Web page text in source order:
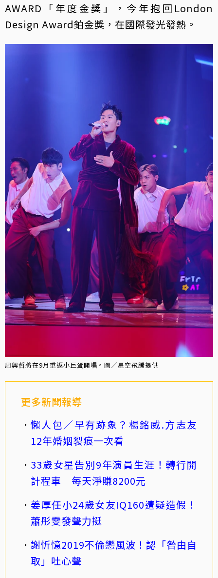
AWARD「年度金獎」，今年抱回London
Design Award鉑金獎，在國際發光發熱。
周興哲將在9月重返小巨蛋開唱。圖／星空飛騰提供
更多新聞報導
懶人包／早有跡象？楊銘威.方志友
12年婚姻裂痕一次看
33歲女星告別9年演員生涯！轉行開
計程車 每天淨賺8200元
姜厚任小24歲女友IQ160遭疑造假！
蕭彤雯發聲力挺
謝忻憶2019不倫戀風波！認「咎由自
取」吐心聲